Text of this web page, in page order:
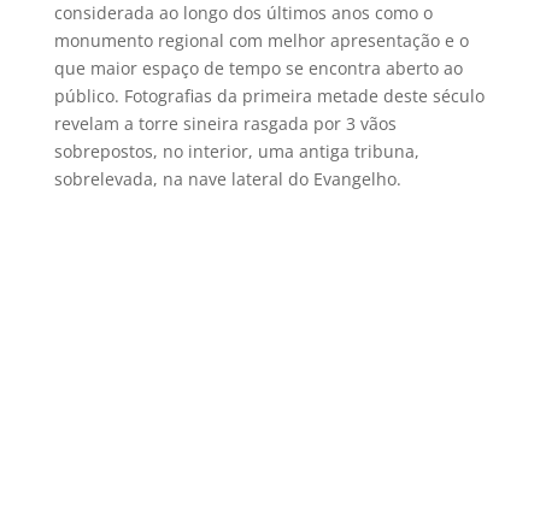
considerada ao longo dos últimos anos como o
monumento regional com melhor apresentação e o
que maior espaço de tempo se encontra aberto ao
público. Fotografias da primeira metade deste século
revelam a torre sineira rasgada por 3 vãos
sobrepostos, no interior, uma antiga tribuna,
sobrelevada, na nave lateral do Evangelho.